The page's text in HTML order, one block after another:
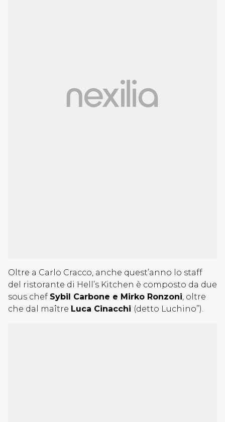
Oltre a Carlo Cracco, anche quest’anno lo staff
del ristorante di Hell’s Kitchen è composto da due
sous chef Sybil Carbone e Mirko Ronzoni, oltre
che dal maître Luca Cinacchi (detto Luchino”).